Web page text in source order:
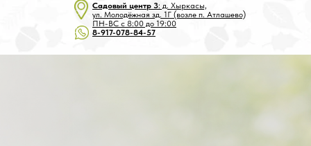
Садовый центр 3: д. Хыркасы,
ул. Молодёжная зд. 1Г (возле п. Атлашево)
ПН-ВС с 8:00 до 19:00
8-917-078-84-57